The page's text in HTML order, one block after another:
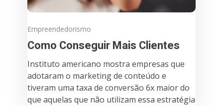
Empreendedorismo
Como Conseguir Mais Clientes
Instituto americano mostra empresas que
adotaram o marketing de conteúdo e
tiveram uma taxa de conversão 6x maior do
que aquelas que não utilizam essa estratégia